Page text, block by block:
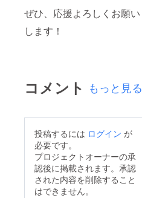
ぜひ、応援よろしくお願い
します！
コメント もっと見る
投稿するには ログイン が
必要です。
プロジェクトオーナーの承
認後に掲載されます。承認
された内容を削除すること
はできません。